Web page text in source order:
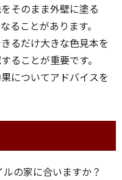
そのまま外壁に塗る
ることがあります。
るだけ大きな色見本を
ることが重要です。
についてアドバイスを
の家に合いますか？